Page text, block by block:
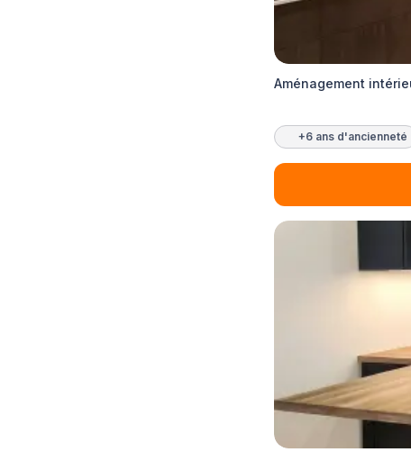
Aménagement
+6 ans d'ancienneté